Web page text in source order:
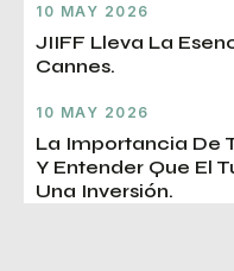
10 MAY 2026
JIIFF Lleva La
Cannes.
10 MAY 2026
La Importancia De
Y Entender Que El
Una Inversión.